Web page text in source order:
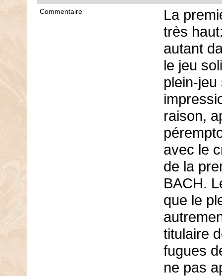
Commentaire
La
très
autant
le jeu
plein-jeu
raison,
avec le
de la
BACH.
que le
titulaire
fugues
ne pas